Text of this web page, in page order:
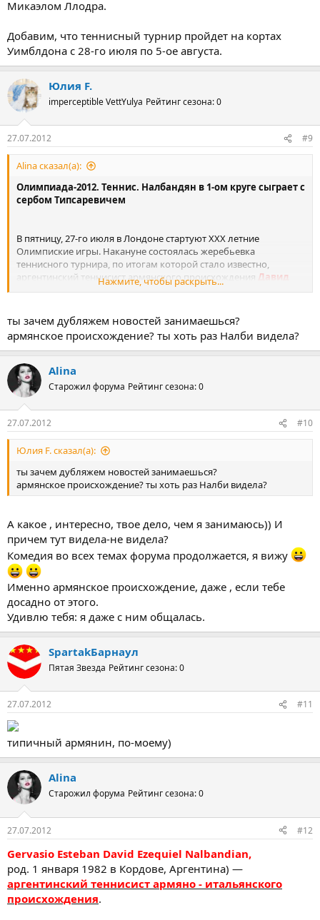
Микаэлом Ллодра.
Добавим, что теннисный турнир пройдет на кортах
Уимблдона с 28-го июля по 5-ое августа.
Юлия F.
imperceptible VettYulya Рейтинг сезона: 0
27.07.2012 #9
Alina сказал(а):
Олимпиада-2012. Теннис. Налбандян в 1-ом круге сыграет с
сербом Типсаревичем
В пятницу, 27-го июля в Лондоне стартуют XXX летние
Олимпиские игры. Накануне состоялась жеребьевка
теннисного турнира, по итогам которой стало известно,
аргентинский теннисист армянского происхождения Давид
Налбандян:kissв одиночном разряде в 1-ом круге встретится
В парном разряде дуэт Давид Налбандян-Эдуардо Шванк
сразится с французами Джо-Вилфридом Тсонга и Микаэлом
Ллодра.
Добавим, что теннисный турнир пройдет на кортах Уимблдона
с 28-го июля по 5-ое августа.
Нажмите, чтобы раскрыть...
ты зачем дубляжем новостей занимаешься?
армянское происхождение? ты хоть раз Налби видела?
Alina
Старожил форума Рейтинг сезона: 0
27.07.2012 #10
Юлия F. сказал(а):
ты зачем дубляжем новостей занимаешься?
армянское происхождение? ты хоть раз Налби видела?
А какое , интересно, твое дело, чем я занимаюсь)) И
причем тут видела-не видела?
Комедия во всех темах форума продолжается, я вижу
Именно армянское происхождение, даже , если тебе
досадно от этого.
Удивлю тебя: я даже с ним общалась.
SpartakБарнаул
Пятая Звезда Рейтинг сезона: 0
27.07.2012 #11
типичный армянин, по-моему)
Alina
Старожил форума Рейтинг сезона: 0
27.07.2012 #12
Gervasio Esteban David Ezequiel Nalbandian,
род. 1 января 1982 в Кордове, Аргентина) —
аргентинский теннисист армяно - итальянского
происхождения.